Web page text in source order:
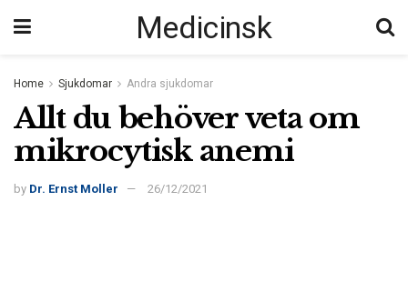
Medicinsk
Home Sjukdomar Andra sjukdomar
Allt du behöver veta om
mikrocytisk anemi
by Dr. Ernst Moller 26/12/2021